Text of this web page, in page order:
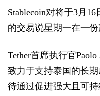
Stablecoin对将于3月
的交易说星期一在一份
Tether首席执行官
致力于支持泰国的长
待通过促进强大且可